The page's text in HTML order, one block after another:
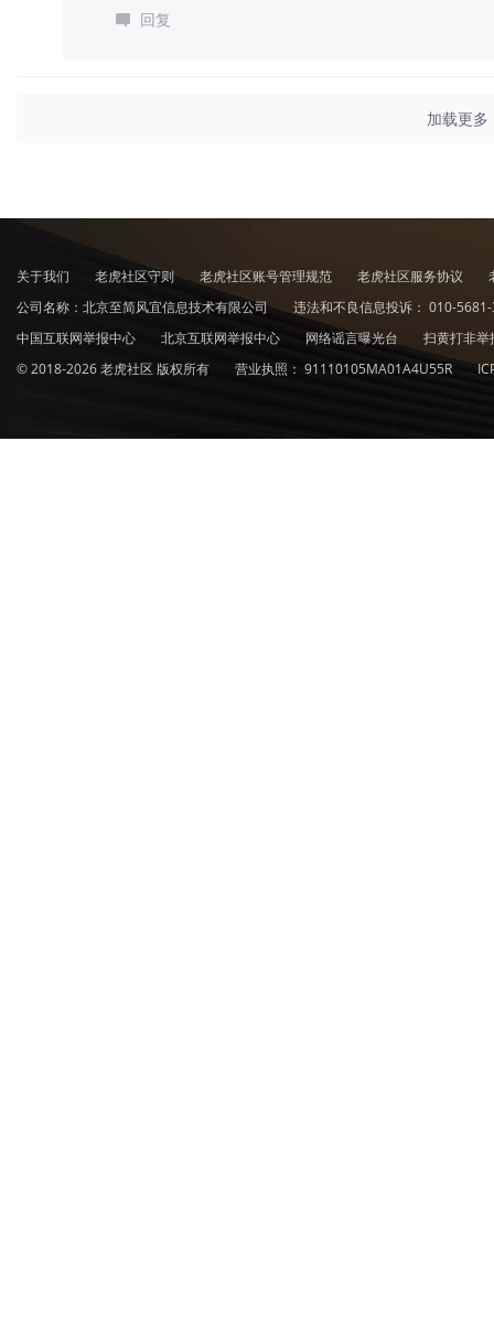
回复
加载更多
关于我们 老虎社区守则 老虎社区账号管理规范 老虎社区服务协议
公司名称：北京至简风宜信息技术有限公司
违法和不良信息投诉： 010-
中国互联网举报中心
北京互联网举报中心 网络谣言曝光台
扫黄打非
© 2018-2026 老虎社区 版权所有
营业执照： 91110105MA01A4U55R